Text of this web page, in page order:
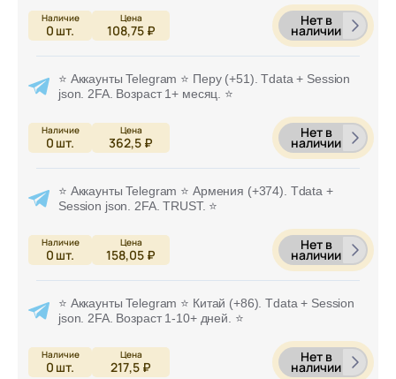
0 шт. 108,75 ₽
Нет в
наличии
⭐ Аккаунты Telegram ⭐ Перу (+51). Tdata + Session
json. 2FA. Возраст 1+ месяц. ⭐
0 шт. 362,5 ₽
Нет в
наличии
⭐ Аккаунты Telegram ⭐ Армения (+374). Tdata +
Session json. 2FA. TRUST. ⭐
0 шт. 158,05 ₽
Нет в
наличии
⭐ Аккаунты Telegram ⭐ Китай (+86). Tdata + Session
json. 2FA. Возраст 1-10+ дней. ⭐
0 шт. 217,5 ₽
Нет в
наличии